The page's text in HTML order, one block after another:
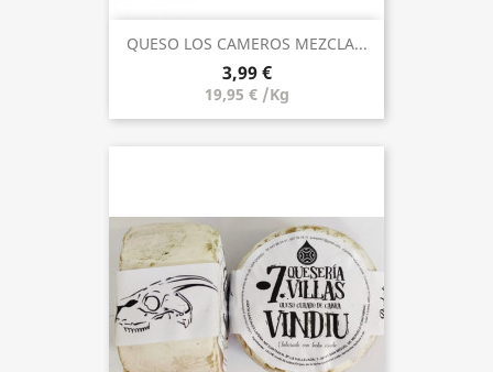
QUESO LOS CAMEROS MEZCLA...
3,99 €
19,95 € /Kg